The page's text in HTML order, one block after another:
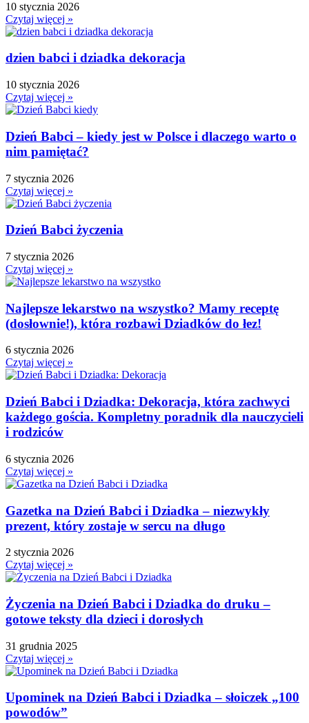
Dzień Dziewczynek
Dzień Dyni
Dzień Kolorowej Skarpetki
Dzień Kota
Dzień Kubusia Puchatka
Dzień Mamy i Taty
Dzień Nauczyciela
Dzień Pluszowego Misia
Dzień Postaci z bajek
Dzień Przedszkolaka
Dzień Świadomości Autyzmu
Dzień Walki z Depresją
Dzień Zdrowego Śniadania
Dzień Ziemi
Ekologia
Emocje
Ferie
Fotobudka
G
Girlandy
Girlandy na LATO
Grinch
↳ Dopasuj i opowiedź
↳ Ja mam kto ma
↳ Puzzle
↳ Terenowe
Halloween
J
Język Angielski
K
10 stycznia 2026
Czytaj więcej »
dzien babci i dziadka dekoracja
10 stycznia 2026
Czytaj więcej »
Dzień Babci – kiedy jest w Polsce i dlaczego warto o
nim pamiętać?
7 stycznia 2026
Czytaj więcej »
Dzień Babci życzenia
7 stycznia 2026
Czytaj więcej »
Najlepsze lekarstwo na wszystko? Mamy receptę
(dosłownie!), która rozbawi Dziadków do łez!
6 stycznia 2026
Czytaj więcej »
Dzień Babci i Dziadka: Dekoracja, która zachwyci
każdego gościa. Kompletny poradnik dla nauczycieli
i rodziców
6 stycznia 2026
Czytaj więcej »
Gazetka na Dzień Babci i Dziadka – niezwykły
prezent, który zostaje w sercu na długo
2 stycznia 2026
Czytaj więcej »
Życzenia na Dzień Babci i Dziadka do druku –
gotowe teksty dla dzieci i dorosłych
31 grudnia 2025
Czytaj więcej »
Upominek na Dzień Babci i Dziadka – słoiczek „100
powodów”